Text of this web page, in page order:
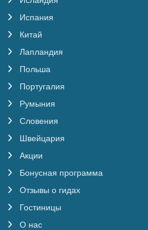
Испания
Китай
Лапландия
Польша
Португалия
Румыния
Словения
Швейцария
Акции
Бонусная программа
Отзывы о гидах
Гостиницы
О нас